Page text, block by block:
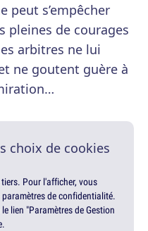
peut s’empêcher
pleines de courages
arbitres ne lui
ne goutent guère à
choix de cookies
Pour l'afficher, vous
de confidentialité.
lien "Paramètres de Gestion